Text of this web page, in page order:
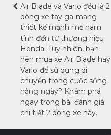
Điều
hướng
bài
viết
Air Blade và Vario đều là 2
dòng xe tay ga mang
thiết kế mạnh mẽ nam
tính đến từ thương hiệu
Honda. Tuy nhiên, bạn
nên mua xe Air Blade hay
Vario để sử dụng di
chuyển trong cuộc sống
hằng ngày? Khám phá
ngay trong bài đánh giá
chi tiết 2 dòng xe này.